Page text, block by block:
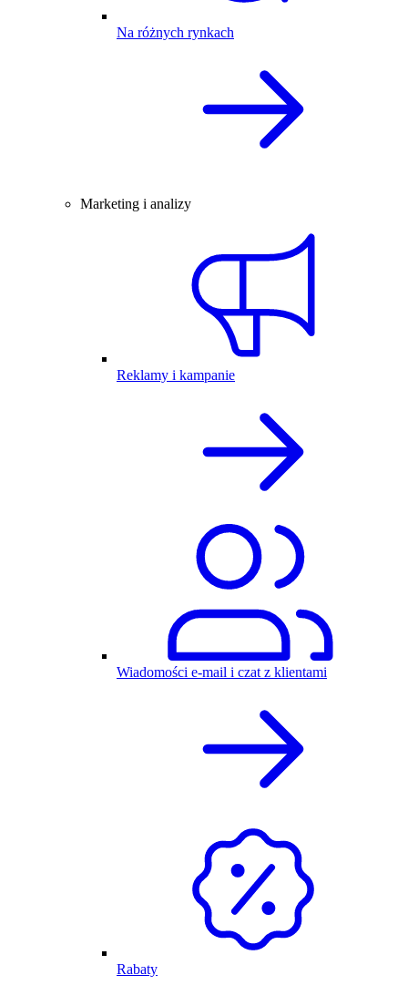
Na różnych rynkach
Marketing i analizy
Reklamy i kampanie
Wiadomości e-mail i czat z klientami
Rabaty